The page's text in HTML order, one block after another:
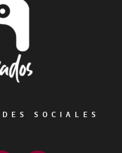
SOCIALES